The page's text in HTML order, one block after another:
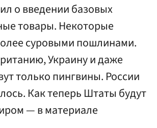
о введении базовых
товары. Некоторые
суровыми пошлинами.
Украину и даже
только пингвины. России
Как теперь Штаты будут
— в материале